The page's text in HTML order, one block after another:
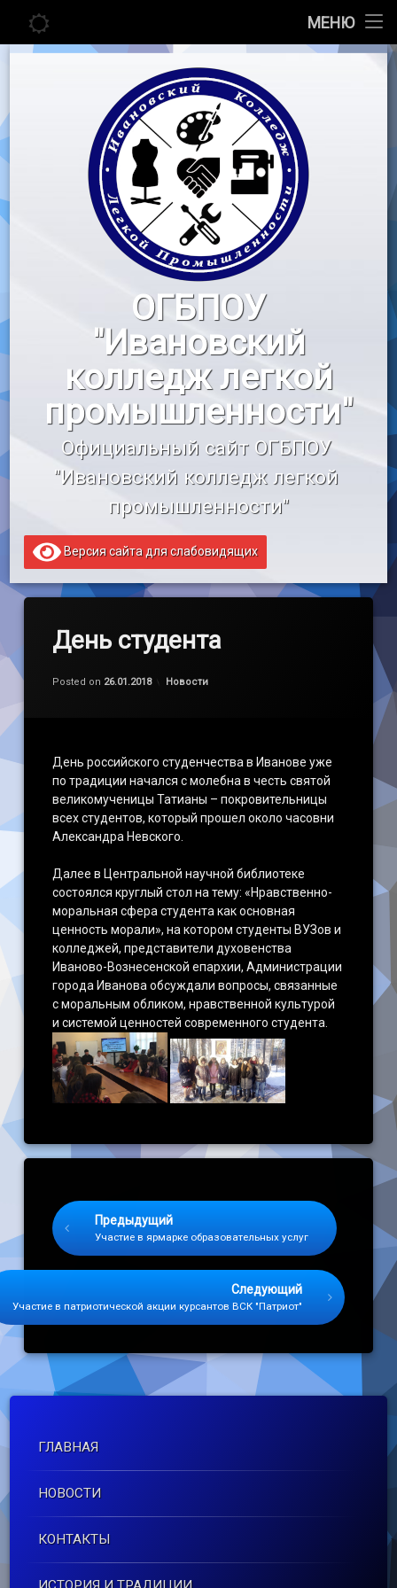
МЕНЮ
Главная
Педагогу
Воспитательная работа
«Профессионалы»
«Профессионалитет»
Образовательный кредит
Перейти
ОГБПОУ
"Ивановский
колледж легкой
промышленности"
Официальный сайт ОГБПОУ
"Ивановский колледж легкой
промышленности"
Версия сайта для слабовидящих
День студента
Posted on 26.01.2018
Обновлено на
by
Категории:
Новости
День российского студенчества в Иванове уже
по традиции начался с молебна в честь святой
великомученицы Татианы – покровительницы
всех студентов, который прошел около часовни
Александра Невского.
Далее в Центральной научной библиотеке
состоялся круглый стол на тему: «Нравственно-
моральная сфера студента как основная
ценность морали», на котором студенты ВУЗов и
колледжей, представители духовенства
Иваново-Вознесенской епархии, Администрации
города Иванова обсуждали вопросы, связанные
с моральным обликом, нравственной культурой
и системой ценностей современного студента.
Предыдущий
Участие в ярмарке образовательных услуг
Следующий
Участие в патриотической акции курсантов ВСК "Патриот"
ГЛАВНАЯ
НОВОСТИ
КОНТАКТЫ